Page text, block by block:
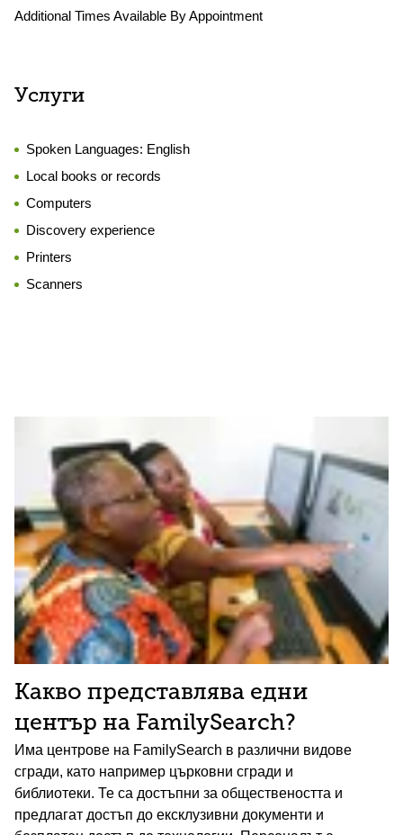
Additional Times Available By Appointment
Услуги
Spoken Languages: English
Local books or records
Computers
Discovery experience
Printers
Scanners
Какво представлява едни
център на FamilySearch?
Има центрове на FamilySearch в различни видове
сгради, като например църковни сгради и
библиотеки. Те са достъпни за обществеността и
предлагат достъп до ексклузивни документи и